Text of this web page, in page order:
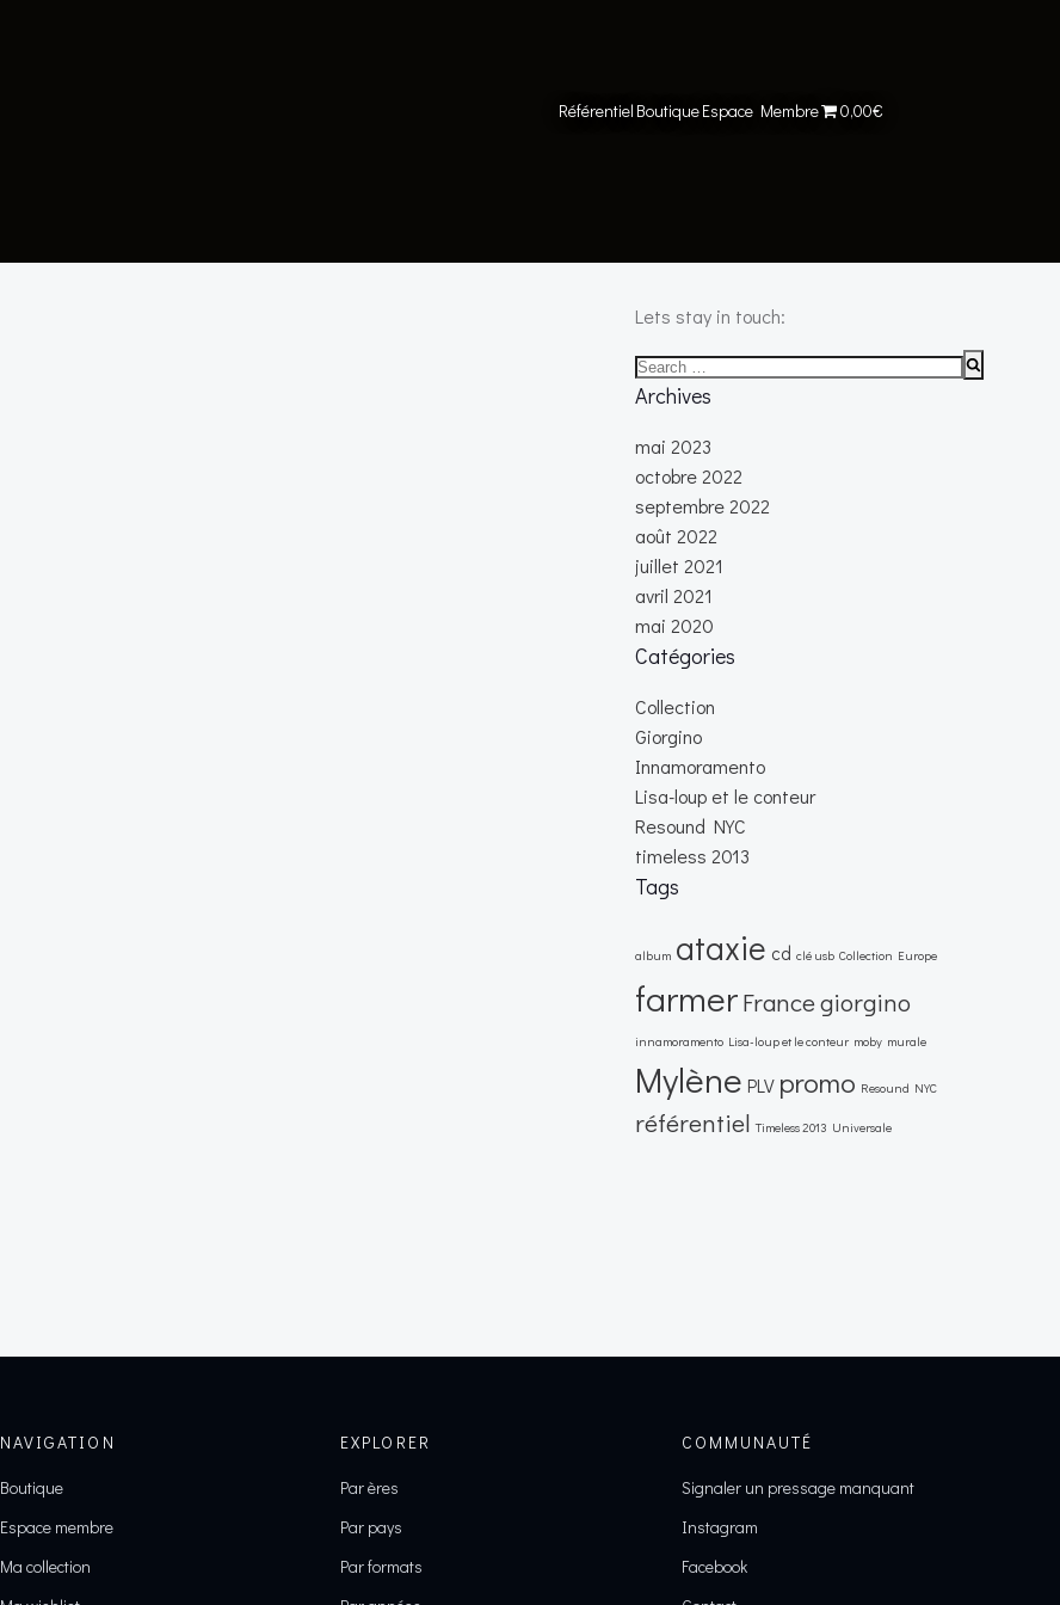
Référentiel BoutiqueEspace Membre 0,00€
Lets stay in touch:
Search
for:
Archives
mai 2023
octobre 2022
septembre 2022
août 2022
juillet 2021
avril 2021
mai 2020
Catégories
Collection
Giorgino
Innamoramento
Lisa-loup et le conteur
Resound NYC
timeless 2013
Tags
album ataxie cd clé usb Collection Europe
farmerFrancegiorgino
innamoramento Lisa-loup et le conteur moby murale
Mylène PLV promo Resound NYC
référentiel Timeless 2013 Universale
NAVIGATION
Boutique
Espace membre
Ma collection
EXPLORER
Par ères
Par pays
Par formats
COMMUNAUTÉ
Signaler un pressage manquant
Instagram
Facebook